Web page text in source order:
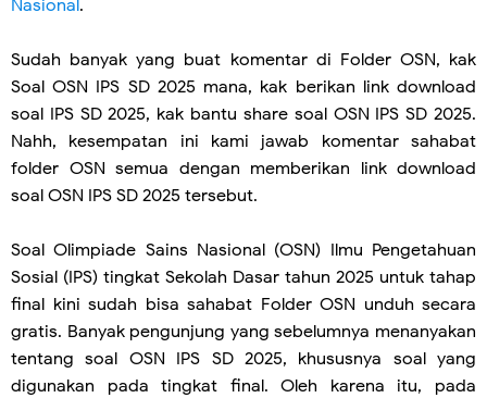
Nasional.
Sudah banyak yang buat komentar di Folder OSN, kak
Soal OSN IPS SD 2025 mana, kak berikan link download
soal IPS SD 2025, kak bantu share soal OSN IPS SD 2025.
Nahh, kesempatan ini kami jawab komentar sahabat
folder OSN semua dengan memberikan link download
soal OSN IPS SD 2025 tersebut.
Soal Olimpiade Sains Nasional (OSN) Ilmu Pengetahuan
Sosial (IPS) tingkat Sekolah Dasar tahun 2025 untuk tahap
final kini sudah bisa sahabat Folder OSN unduh secara
gratis. Banyak pengunjung yang sebelumnya menanyakan
tentang soal OSN IPS SD 2025, khususnya soal yang
digunakan pada tingkat final. Oleh karena itu, pada